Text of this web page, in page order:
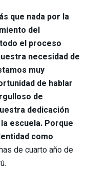
que nada por la
del
el proceso
necesidad de
muy
de hablar
de
dedicación
escuela. Porque
como
de cuarto año de